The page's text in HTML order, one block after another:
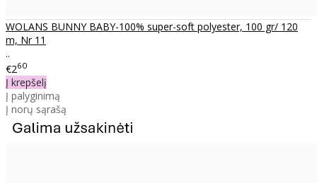
WOLANS BUNNY BABY-100% super-soft polyester, 100 gr/ 120
m, Nr 11
..
€260
Į krepšelį
Į palyginimą
Į norų sąrašą